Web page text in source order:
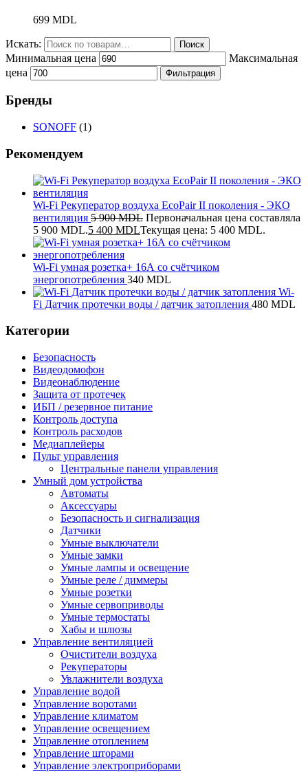
699 MDL
Искать: Поиск
Минимальная цена
Максимальная
цена
Фильтрация
Бренды
SONOFF (1)
Рекомендуем
Wi-Fi Рекуператор воздуха EcoPair II поколения - ЭКО
вентиляция 5 900MDL Первоначальная цена составляла
5 900 MDL.5 400 MDLТекущая цена: 5 400 MDL.
Wi-Fi умная розетка+ 16А со счётчиком
энергопотребления 340 MDL
Wi-
Fi Датчик протечки воды / датчик затопления 480 MDL
Категории
Безопасность
Видеодомофон
Видеонаблюдение
Защита от протечек
ИБП / резервное питание
Контроль доступа
Контроль расходов
Медиаплейеры
Пульт управления
Центральные панели управления
Умный дом устройства
Автоматы
Аксессуары
Безопасность и сигнализация
Датчики
Умные выключатели
Умные замки
Умные лампы и освещение
Умные реле / диммеры
Умные розетки
Умные сервоприводы
Умные термостаты
Хабы и шлюзы
Управление вентиляцией
Очистители воздуха
Рекуператоры
Увлажнители воздуха
Управление водой
Управление воротами
Управление климатом
Управление освещением
Управление отоплением
Управление шторами
Управление электроприборами